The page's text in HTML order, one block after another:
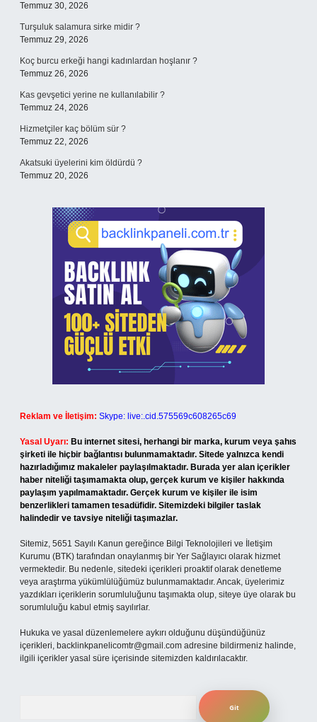
Temmuz 30, 2026
Turşuluk salamura sirke midir ?
Temmuz 29, 2026
Koç burcu erkeği hangi kadınlardan hoşlanır ?
Temmuz 26, 2026
Kas gevşetici yerine ne kullanılabilir ?
Temmuz 24, 2026
Hizmetçiler kaç bölüm sür ?
Temmuz 22, 2026
Akatsuki üyelerini kim öldürdü ?
Temmuz 20, 2026
Reklam ve İletişim: Skype: live:.cid.575569c608265c69
Yasal Uyarı: Bu internet sitesi, herhangi bir marka, kurum veya şahıs
şirketi ile hiçbir bağlantısı bulunmamaktadır. Sitede yalnızca kendi
hazırladığımız makaleler paylaşılmaktadır. Burada yer alan içerikler
haber niteliği taşımamakta olup, gerçek kurum ve kişiler hakkında
paylaşım yapılmamaktadır. Gerçek kurum ve kişiler ile isim
benzerlikleri tamamen tesadüfidir. Sitemizdeki bilgiler taslak
halindedir ve tavsiye niteliği taşımazlar.
Sitemiz, 5651 Sayılı Kanun gereğince Bilgi Teknolojileri ve İletişim
Kurumu (BTK) tarafından onaylanmış bir Yer Sağlayıcı olarak hizmet
vermektedir. Bu nedenle, sitedeki içerikleri proaktif olarak denetleme
veya araştırma yükümlülüğümüz bulunmamaktadır. Ancak, üyelerimiz
yazdıkları içeriklerin sorumluluğunu taşımakta olup, siteye üye olarak bu
sorumluluğu kabul etmiş sayılırlar.
Hukuka ve yasal düzenlemelere aykırı olduğunu düşündüğünüz
içerikleri, backlinkpanelicomtr@gmail.com adresine bildirmeniz halinde,
ilgili içerikler yasal süre içerisinde sitemizden kaldırılacaktır.